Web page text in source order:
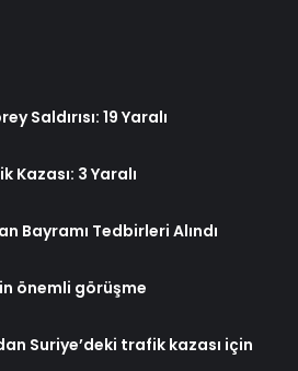
Saldırısı: 19 Yaralı
Kazası: 3 Yaralı
Bayramı Tedbirleri Alındı
önemli görüşme
Suriye’deki trafik kazası için